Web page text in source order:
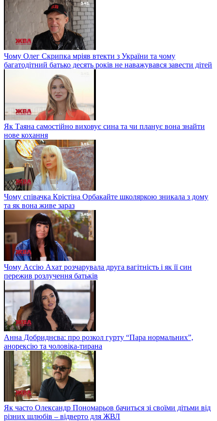
Чому Олег Скрипка мріяв втекти з України та чому
багатодітний батько десять років не наважувався завести дітей
Як Таяна самостійно виховує сина та чи планує вона знайти
нове кохання
Чому співачка Крістіна Орбакайте школяркою зникала з дому
та як вона живе зараз
Чому Ассію Ахат розчарувала друга вагітність і як її син
пережив розлучення батьків
Анна Добриднєва: про розкол гурту “Пара нормальних”,
анорексію та чоловіка-тирана
Як часто Олександр Пономарьов бачиться зі своїми дітьми від
різних шлюбів – відверто для ЖВЛ